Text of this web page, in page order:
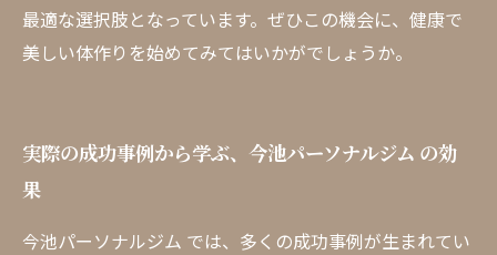
最適な選択肢となっています。ぜひこの機会に、健康で
美しい体作りを始めてみてはいかがでしょうか。
実際の成功事例から学ぶ、今池パーソナルジム の効
果
今池パーソナルジム では、多くの成功事例が生まれてい